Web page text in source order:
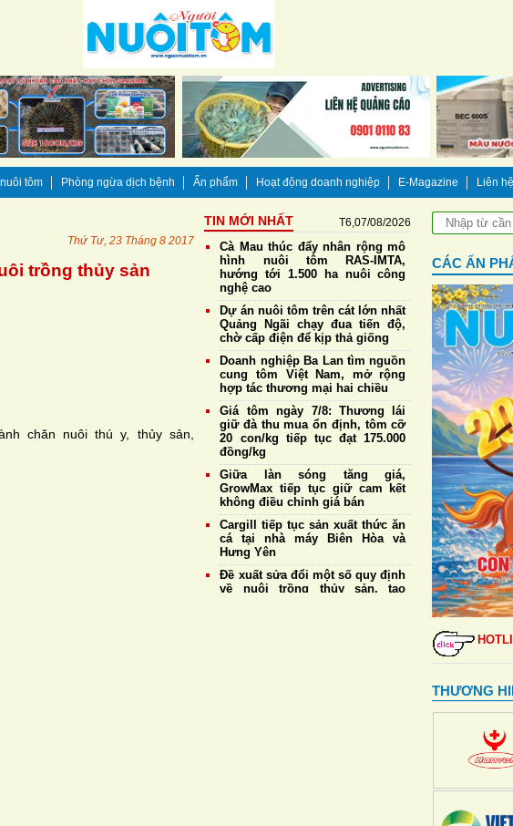
tôm Phòng ngừa dịch bệnh Ấn phẩm Hoạt động doanh nghiệp E-Magazine Liên hệ
Thứ Tư, 23 Tháng 8 2017
trồng thủy sản
chăn nuôi thú y, thủy sản,
TIN MỚI NHẤT T6,07/08/2026
Cà Mau thúc đẩy nhân rộng mô
hình nuôi tôm RAS-IMTA,
hướng tới 1.500 ha nuôi công
nghệ cao
Dự án nuôi tôm trên cát lớn nhất
Quảng Ngãi chạy đua tiến độ,
chờ cấp điện để kịp thả giống
Doanh nghiệp Ba Lan tìm nguồn
cung tôm Việt Nam, mở rộng
hợp tác thương mại hai chiều
Giá tôm ngày 7/8: Thương lái
giữ đà thu mua ổn định, tôm cỡ
20 con/kg tiếp tục đạt 175.000
đồng/kg
Giữa làn sóng tăng giá,
GrowMax tiếp tục giữ cam kết
không điều chỉnh giá bán
Cargill tiếp tục sản xuất thức ăn
cá tại nhà máy Biên Hòa và
Hưng Yên
Đề xuất sửa đổi một số quy định
về nuôi trồng thủy sản, tạo
CÁC ẤN
THƯƠNG